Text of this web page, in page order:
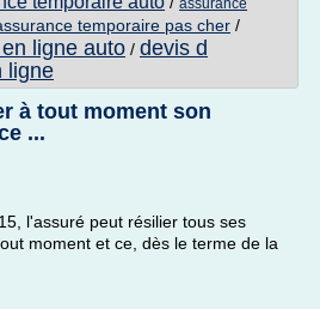
assurance
temporaire pas cher /
ligne auto / devis d
ligne
à tout moment son
...
l'assuré peut résilier tous ses
moment et ce, dès le terme de la